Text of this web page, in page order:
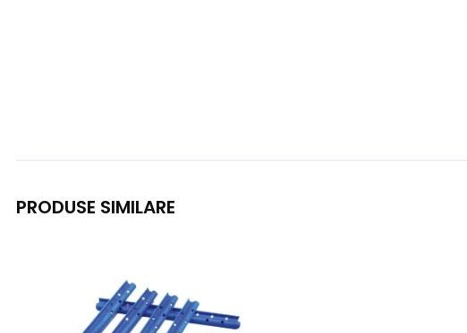
PRODUSE SIMILARE